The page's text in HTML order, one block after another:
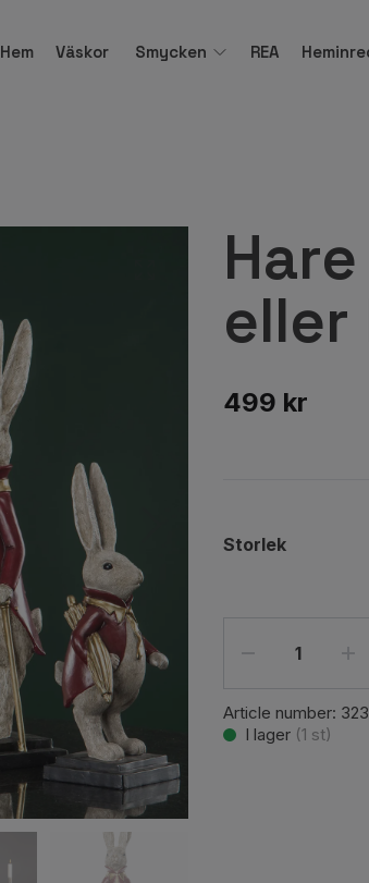
Hem Väskor Smycken REA
eller
499 kr
Storlek
Article number:
I lager (1 st)